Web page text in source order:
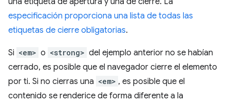
especificación proporciona una lista de todas las
etiquetas de cierre obligatorias.
Si <em> o <strong> del ejemplo anterior no se habían
cerrado, es posible que el navegador cierre el elemento
por ti. Si no cierras una <em> , es posible que el
contenido se renderice de forma diferente a la